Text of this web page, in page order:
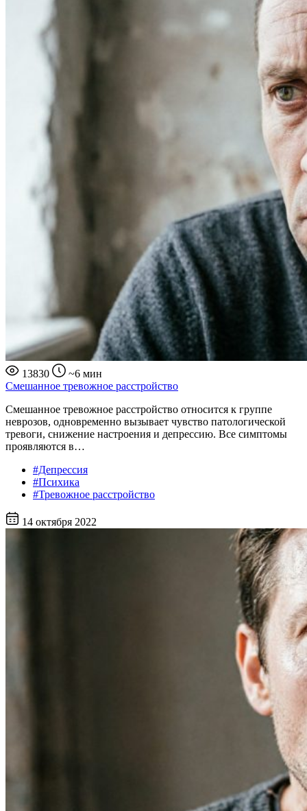
13830
~6 мин
Смешанное тревожное расстройство
Смешанное тревожное расстройство относится к группе
неврозов, одновременно вызывает чувство патологической
тревоги, снижение настроения и депрессию. Все симптомы
проявляются в…
#Депрессия
#Психика
#Тревожное расстройство
14 октября 2022